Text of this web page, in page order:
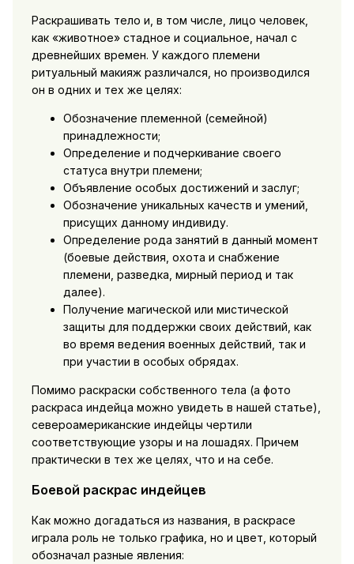
Раскрашивать тело и, в том числе, лицо человек,
как «животное» стадное и социальное, начал с
древнейших времен. У каждого племени
ритуальный макияж различался, но производился
он в одних и тех же целях:
Обозначение племенной (семейной)
принадлежности;
Определение и подчеркивание своего
статуса внутри племени;
Объявление особых достижений и заслуг;
Обозначение уникальных качеств и умений,
присущих данному индивиду.
Определение рода занятий в данный момент
(боевые действия, охота и снабжение
племени, разведка, мирный период и так
далее).
Получение магической или мистической
защиты для поддержки своих действий, как
во время ведения военных действий, так и
при участии в особых обрядах.
Помимо раскраски собственного тела (а фото
раскраса индейца можно увидеть в нашей статье),
североамериканские индейцы чертили
соответствующие узоры и на лошадях. Причем
практически в тех же целях, что и на себе.
Боевой раскрас индейцев
Как можно догадаться из названия, в раскрасе
играла роль не только графика, но и цвет, который
обозначал разные явления: